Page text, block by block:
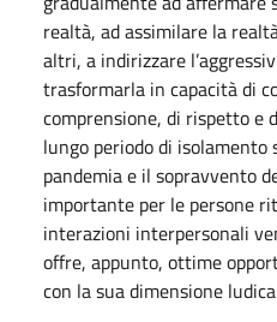
realtà, ad assimilare la
altri, a indirizzare
trasformarla in capacità di
comprensione, di rispetto e
lungo periodo di isolamento
pandemia e il sopravvento
importante per le persone
interazioni interpersonali
offre, appunto, ottime
con la sua dimensione